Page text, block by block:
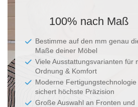
100% nach Maß
Bestimme auf den mm genau
Maße deiner Möbel
Viele Ausstattungsvarianten für
Ordnung & Komfort
Moderne Fertigungstechnologie
sichert höchste Präzision
Große Auswahl an Fronten und